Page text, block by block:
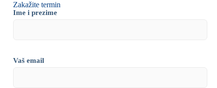
Zakažite termin
Ime i prezime
Vaš email